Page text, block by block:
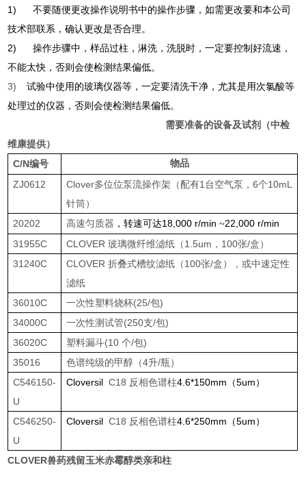
1)
不要随便更改操作说明书中的操作步骤，如需更改要和本公司
技术部联系，确认更改是否合理。
2)
操作步骤中，样品过柱，淋洗，洗脱时，一定要控制好流速，
不能太快，否则会使检测结果偏低。
3)
试验中使用的玻璃仪器等，一定要清洗干净，尤其是用次氯酸等
处理过的仪器，否则会使检测结果偏低。
需要准备的设备及试剂（中检
维康提供）
C/N编号 物品
ZJ0612 Clover多位位泵流操作架（配有1台空气泵，6个10mL
针筒）
20202
高速匀质器 ，转速可达18,000 r/min~22,000 r/min
31955C
CLOVER 玻璃微纤维滤纸（1.5um ， 100张/盒）
31240C
CLOVER 折叠式槽纹滤纸（100张/盒），或中速定性
滤纸
36010C
一次性塑料烧杯(25/包)
34000C
一次性测试管(250支/包)
36020C
塑料漏斗(10个/包)
35016
色谱纯级的甲醇（4升/瓶）
C546150-
U
Cloversil C18 反相色谱柱4.6*150mm （5um）
C546250-
U
Cloversil C18 反相色谱柱4.6*250mm （5um）
CLOVER兽药残留玉米赤霉醇类亲和柱